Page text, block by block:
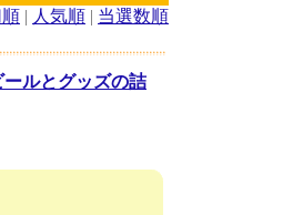
| 人気順 | 当選数順
ルとグッズの詰